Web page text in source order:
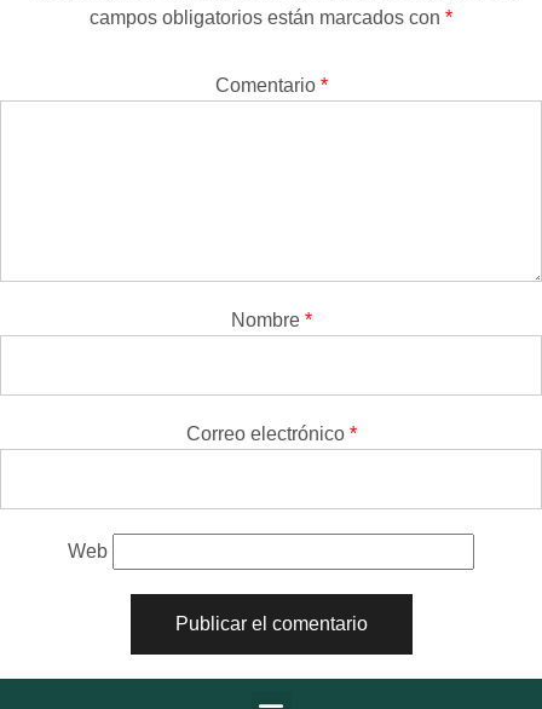
campos obligatorios están marcados con *
Comentario *
Nombre *
Correo electrónico *
Web